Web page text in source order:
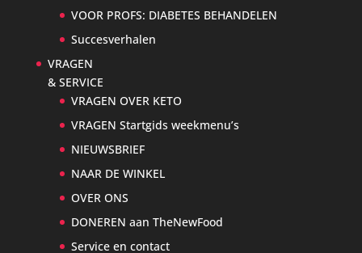
VOOR PROFS: DIABETES BEHANDELEN
Succesverhalen
VRAGEN
& SERVICE
VRAGEN OVER KETO
VRAGEN Startgids weekmenu’s
NIEUWSBRIEF
NAAR DE WINKEL
OVER ONS
DONEREN aan TheNewFood
Service en contact